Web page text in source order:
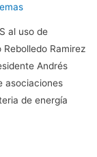
al uso de
Ramirez
Andrés
asociaciones
de energía